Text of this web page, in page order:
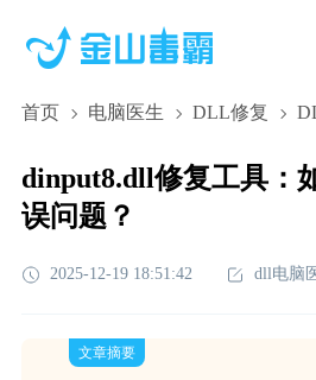
首页 电脑医生 DLL修复
dinput8.dll修复工具：
误问题？
2025-12-19 18:51:42 dll电脑
文章摘要